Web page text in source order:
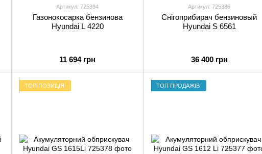
Артикул: 725394
Газонокосарка бензинова
Hyundai L 4220
11 694 грн
Артикул: 725386
Снігоприбирач бензиновый
Hyundai S 6561
36 400 грн
ТОП ПОЗИЦІЯ ТОП ПРОДАЖІВ